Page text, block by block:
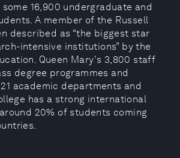
16,900 undergraduate and
A member of the Russell
described as “the biggest star
intensive institutions” by the
Queen Mary's 3,800 staff
degree programmes and
academic departments and
has a strong international
20% of students coming